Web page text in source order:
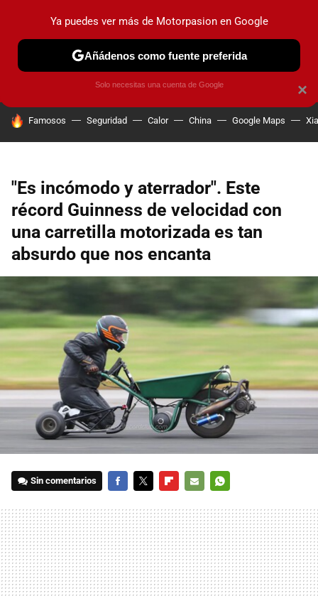
PRUEBAS COCHES ELÉCTRICOS OBSERVATORIO
HOY SE HABLA DE
Famosos Seguridad Calor China Google Maps
"Es incómodo y aterrador". Este
récord Guinness de velocidad con
una carretilla motorizada es tan
absurdo que nos encanta
Sin comentarios
MAIL
×
Ya puedes ver más de Motorpasion en Google
Añádenos como fuente preferida
Solo necesitas una cuenta de Google